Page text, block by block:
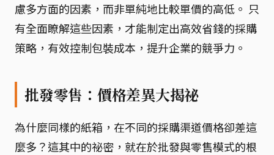
慮多方面的因素，而非單純地比較單價的高低。 只
有全面瞭解這些因素，才能制定出高效省錢的採購
策略，有效控制包裝成本，提升企業的競爭力。
批發零售：價格差異大揭祕
為什麼同樣的紙箱，在不同的採購渠道價格卻差這
麼多？這其中的祕密，就在於批發與零售模式的根